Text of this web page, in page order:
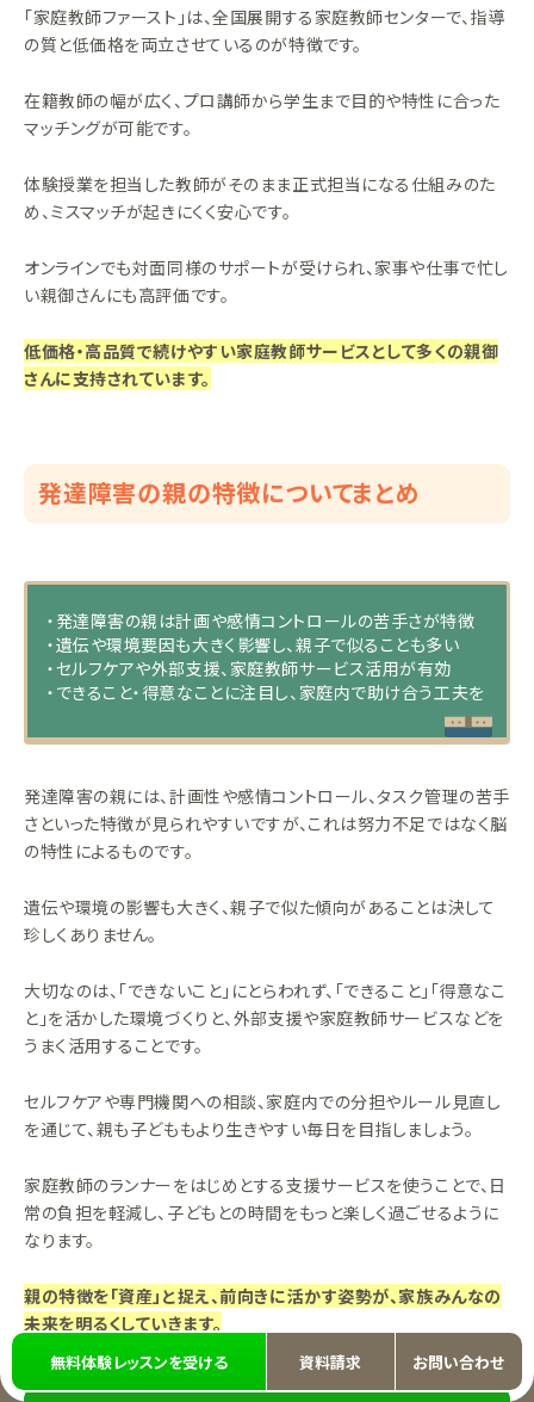
「家庭教師ファースト」は、全国展開する家庭教師センターで、指導
の質と低価格を両立させているのが特徴です。
在籍教師の幅が広く、プロ講師から学生まで目的や特性に合った
マッチングが可能です。
体験授業を担当した教師がそのまま正式担当になる仕組みのた
め、ミスマッチが起きにくく安心です。
オンラインでも対面同様のサポートが受けられ、家事や仕事で忙し
い親御さんにも高評価です。
低価格・高品質で続けやすい家庭教師サービスとして多くの親御
さんに支持されています。
発達障害の親の特徴についてまとめ
・発達障害の親は計画や感情コントロールの苦手さが特徴
・遺伝や環境要因も大きく影響し、親子で似ることも多い
・セルフケアや外部支援、家庭教師サービス活用が有効
・できること・得意なことに注目し、家庭内で助け合う工夫を
発達障害の親には、計画性や感情コントロール、タスク管理の苦手
さといった特徴が見られやすいですが、これは努力不足ではなく脳
の特性によるものです。
遺伝や環境の影響も大きく、親子で似た傾向があることは決して
珍しくありません。
大切なのは、「できないこと」にとらわれず、「できること」「得意なこ
と」を活かした環境づくりと、外部支援や家庭教師サービスなどを
うまく活用することです。
セルフケアや専門機関への相談、家庭内での分担やルール見直し
を通じて、親も子どももより生きやすい毎日を目指しましょう。
家庭教師のランナーをはじめとする支援サービスを使うことで、日
常の負担を軽減し、子どもとの時間をもっと楽しく過ごせるように
なります。
親の特徴を「資産」と捉え、前向きに活かす姿勢が、家族みんなの
未来を明るくしていきます。
無料体験レッスンを受ける 資料請求 お問い合わせ